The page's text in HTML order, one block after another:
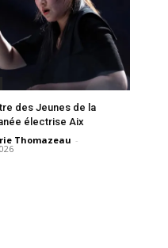
des Jeunes de la
électrise Aix
Thomazeau -